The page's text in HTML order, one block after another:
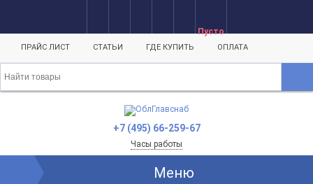
Пусто
ПРАЙС ЛИСТ СТАТЬИ ГДЕ КУПИТЬ ОПЛАТА
+7 (495) 66-259-67
Часы работы
Меню